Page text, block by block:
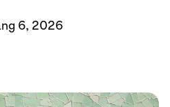
6, 2026